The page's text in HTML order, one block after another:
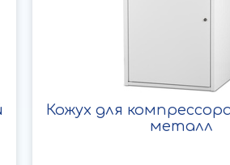
Кожух для
металл